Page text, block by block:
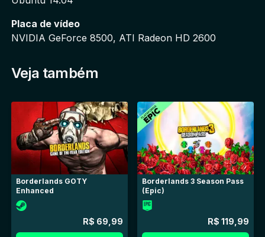
Placa de vídeo
NVIDIA GeForce 8500, ATI Radeon HD 2600
Veja também
Borderlands GOTY
Enhanced
R$ 69,99
Borderlands 3 Season Pass
(Epic)
R$ 119,99